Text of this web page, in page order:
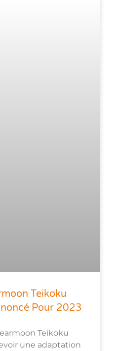
Teikoku
Pour 2023
Teikoku
une adaptation